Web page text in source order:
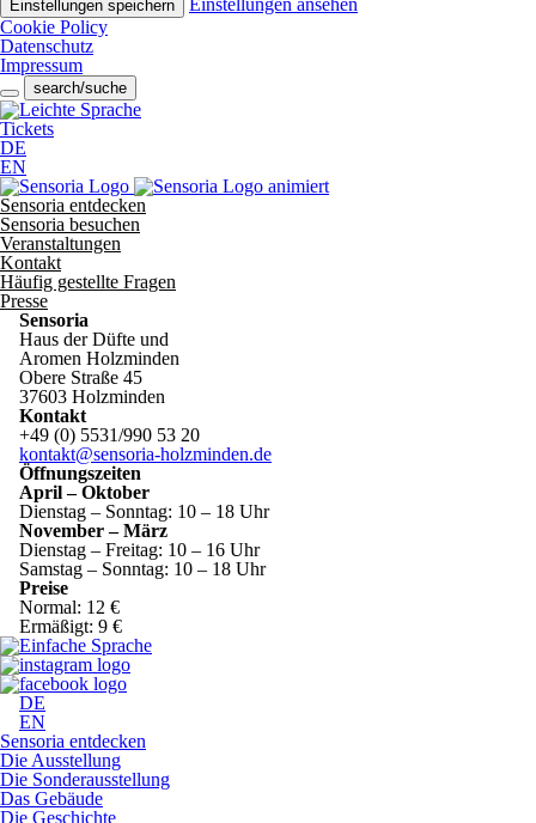
Einstellungen speichern
Cookie Policy
Datenschutz
Impressum
search/suche
Tickets
DE
EN
Sensoria entdecken
Sensoria besuchen
Veranstaltungen
Kontakt
Häufig gestellte Fragen
Presse
Sensoria
Haus der Düfte und
Aromen Holzminden
Obere Straße 45
37603 Holzminden
Kontakt
+49 (0) 5531/990 53 20
kontakt@sensoria-holzminden.de
Öffnungszeiten
April – Oktober
Dienstag – Sonntag: 10 – 18 Uhr
November – März
Dienstag – Freitag: 10 – 16 Uhr
Samstag – Sonntag: 10 – 18 Uhr
Preise
Normal: 12 €
Ermäßigt: 9 €
DE
EN
Sensoria entdecken
Die Ausstellung
Die Sonderausstellung
Das Gebäude
Die Geschichte